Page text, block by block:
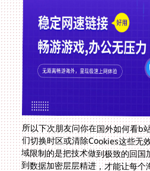
所以下次朋友问你在国外如何看b
们切换时区或清除Cookies这些无
域限制的是把技术做到极致的回国
到数据加密层层精进，才能让每个